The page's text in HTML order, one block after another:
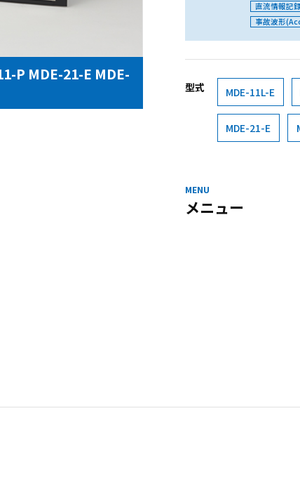
P MDE-21-E MDE-
直流情報記
事故波形
型式 MDE-11L-E
MDE-21-E
MENU
メニュー